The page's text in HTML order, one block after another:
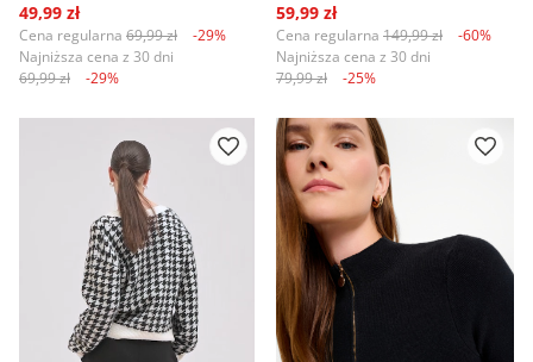
49,99 zł
Cena regularna 69,99 zł
-29%
Najniższa cena z 30 dni
69,99 zł
-29%
59,99 zł
Cena regularna 149,99 zł
-60%
Najniższa cena z 30 dni
79,99 zł
-25%